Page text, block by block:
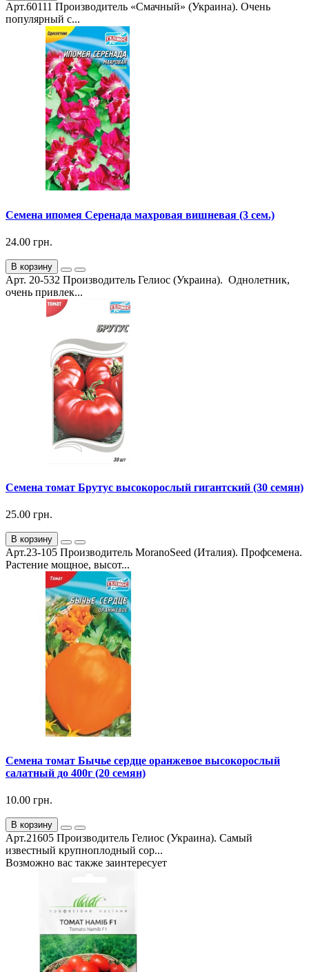
Арт.60111 Производитель «Смачный» (Украина). Очень
популярный с...
Семена ипомея Серенада махровая вишневая (3 сем.)
24.00 грн.
В корзину
Арт. 20-532 Производитель Гелиос (Украина). Однолетник,
очень привлек...
Семена томат Брутус высокорослый гигантский (30 семян)
25.00 грн.
В корзину
Арт.23-105 Производитель MoranoSeed (Италия). Профсемена.
Растение мощное, высот...
Семена томат Бычье сердце оранжевое высокорослый
салатный до 400г (20 семян)
10.00 грн.
В корзину
Арт.21605 Производитель Гелиос (Украина). Самый
известный крупноплодный сор...
Возможно вас также заинтересует